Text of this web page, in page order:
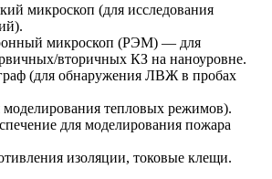
микроскоп (для исследования
микроскоп (РЭМ) — для
вторичных КЗ на наноуровне.
(для обнаружения ЛВЖ в пробах
моделирования тепловых режимов).
для моделирования пожара
изоляции, токовые клещи.